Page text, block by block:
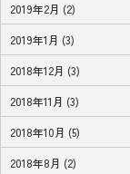
2019年2月 (2)
2019年1月 (3)
2018年12月 (3)
2018年11月 (3)
2018年10月 (5)
2018年8月 (2)